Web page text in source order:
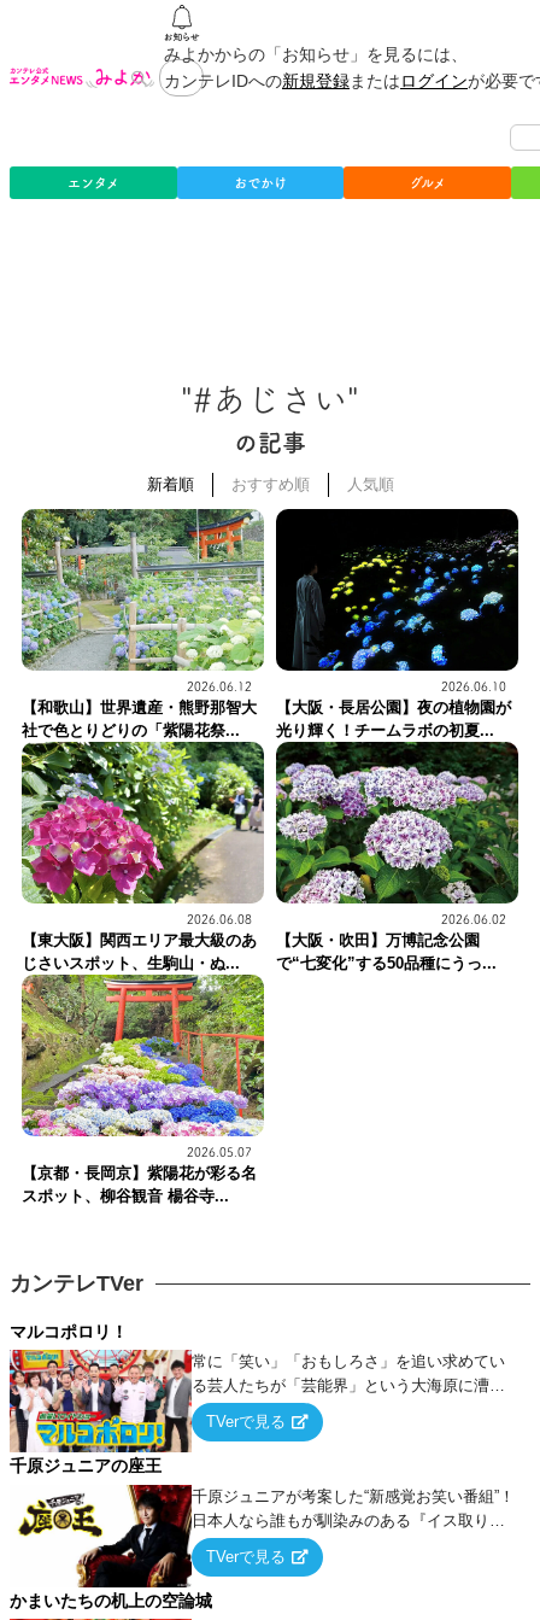
みよかからの「お知らせ」を見るには、
カンテレIDへの新規登録またはログインが必要
エンタメ おでかけ グルメ
"#あじさい"
の記事
新着順 おすすめ順 人気順
2026.06.12
【和歌山】世界遺産・熊野那智大
社で色とりどりの「紫陽花祭...
2026.06.10
【大阪・長居公園】夜の植物園が
光り輝く！チームラボの初夏...
2026.06.08
【東大阪】関西エリア最大級のあ
じさいスポット、生駒山・ぬ...
2026.06.02
【大阪・吹田】万博記念公園
で“七変化”する50品種にうっ...
2026.05.07
【京都・長岡京】紫陽花が彩る名
スポット、柳谷観音 楊谷寺...
カンテレTVer
マルコポロリ！
常に「笑い」「おもしろさ」を追い求めてい
る芸人たちが「芸能界」という大海原に漕ぎ
出でて、新たなオモシロ人間を発掘する！
TVerで見る
千原ジュニアの座王
千原ジュニアが考案した“新感覚お笑い番組”！
日本人なら誰もが馴染みのある『イス取りゲ
ーム』をベースに、大喜利・ギャグ・モノボ
ケ・歌…など様々なお題で芸人がショートネ
タを競い合う！
TVerで見る
かまいたちの机上の空論城